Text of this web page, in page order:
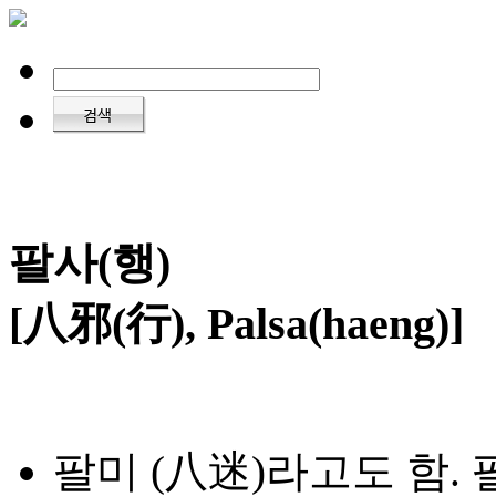
팔사(행)
[八邪(行), Palsa(haeng)]
팔미 (八迷)라고도 함.